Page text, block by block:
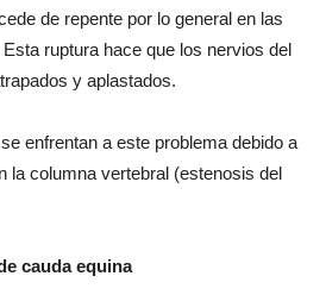
de repente por lo general en las
ruptura hace que los nervios del
y aplastados.
enfrentan a este problema debido a
la columna vertebral (estenosis del
cauda equina